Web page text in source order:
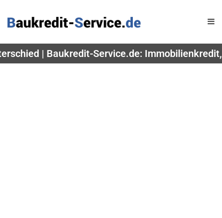
| Baukredit-Service.de: